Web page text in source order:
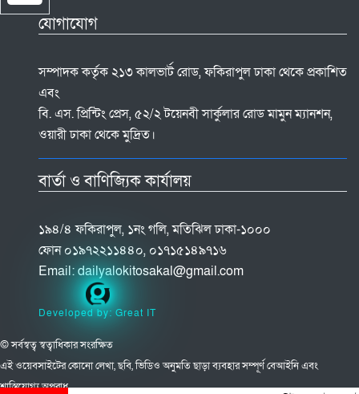
যোগাযোগ
সম্পাদক কর্তৃক ২১৩ কালভার্ট রোড, ফকিরাপুল ঢাকা থেকে প্রকাশিত
এবং
বি. এস. প্রিন্টিং প্রেস, ৫২/২ টয়েনবী সার্কুলার রোড মামুন ম্যানশন,
ওয়ারী ঢাকা থেকে মুদ্রিত।
বার্তা ও বাণিজ্যিক কার্যালয়
১৯৪/৪ ফকিরাপুল, ১নং গলি, মতিঝিল ঢাকা-১০০০
ফোন ০১৯৭২২১১৪৪০, ০১৭১৫১৪৯৭১৬
Email:dailyalokitosakal@gmail.com
Developed by: Great IT
© সর্বস্বত্ব স্বত্বাধিকার সংরক্ষিত
এই ওয়েবসাইটের কোনো লেখা, ছবি, ভিডিও অনুমতি ছাড়া ব্যবহার সম্পূর্ণ বেআইনি এবং
শাস্তিযোগ্য অপরাধ